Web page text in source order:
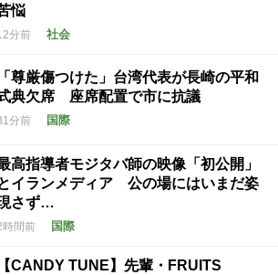
悩
分前 社会
「尊厳傷つけた」台湾代表が長崎の平和
典欠席 座席配置で市に抗議
分前 国際
高指導者モジタバ師の映像「初公開」
イランメディア 公の場にはいまだ姿
さず…
時間前 国際
【CANDY TUNE】先輩・FRUITS